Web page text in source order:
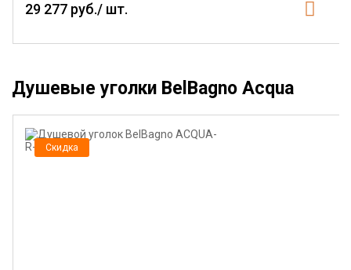
29 277 руб./ шт.
Душевые уголки BelBagno Acqua
Скидка